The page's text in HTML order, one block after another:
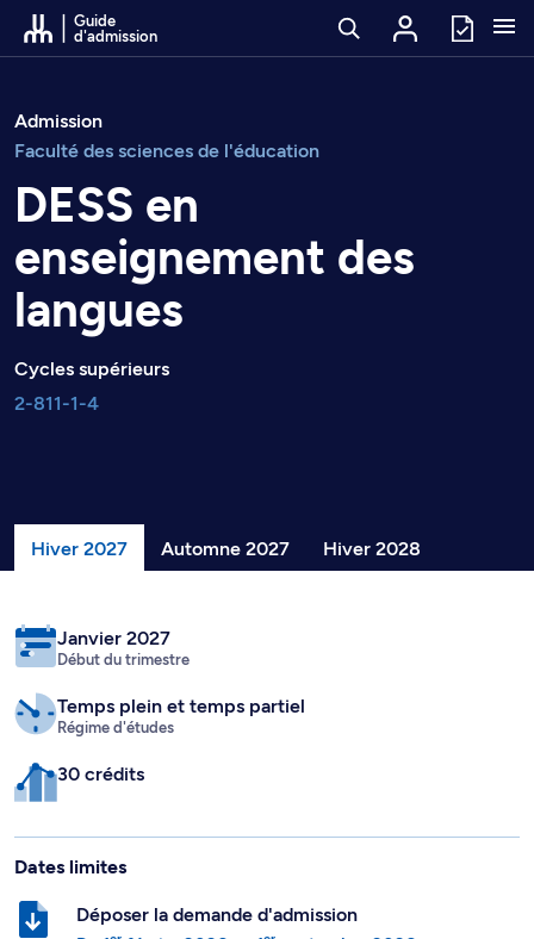
Passer au contenu
Guide
d'admission
Admission
Faculté des sciences de l'éducation
DESS en
enseignement des
langues
Cycles supérieurs
2-811-1-4
Hiver 2027 Automne 2027 Hiver 2028
Janvier 2027
Début du trimestre
Temps plein et temps partiel
Régime d'études
30 crédits
Dates limites
Déposer la demande d'admission